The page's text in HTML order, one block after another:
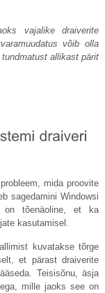
vajalike draiverite
võib olla
allikast pärit
mida proovite
sagedamini Windowsi
on tõenäoline, et ka
kasutamisel.
kuvatakse tõrge
et pärast draiverite
Teisisõnu, äsja
mille jaoks see on